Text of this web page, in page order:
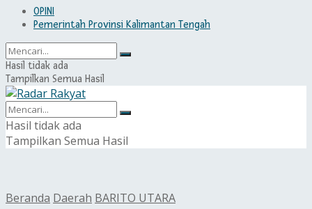
OPINI
Pemerintah Provinsi Kalimantan Tengah
Hasil tidak ada
Tampilkan Semua Hasil
Hasil tidak ada
Tampilkan Semua Hasil
Beranda Daerah BARITO UTARA